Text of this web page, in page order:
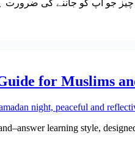
for Muslims
learning style,